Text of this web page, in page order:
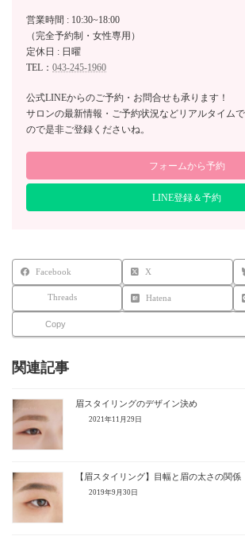
営業時間 : 10:30~18:00
（完全予約制・女性専用）
定休日 : 日曜
TEL：043-245-1960
公式LINEからのご予約・お問合せも承ります！
サロンの最新情報・ご予約状況などリアルタイム
ので是非ご登録くださいね。
フォームから予約
LINE登録＆予約
Facebook X
Threads Hatena
Copy
関連記事
眉スタイリングのデザイン決め
2021年11月29日
【眉スタイリング】目幅と眉の太さの関係
2019年9月30日